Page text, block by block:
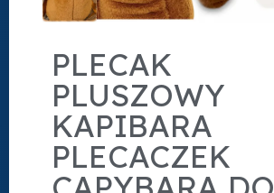
PLECAK
PLUSZOWY
KAPIBARA
PLECACZEK